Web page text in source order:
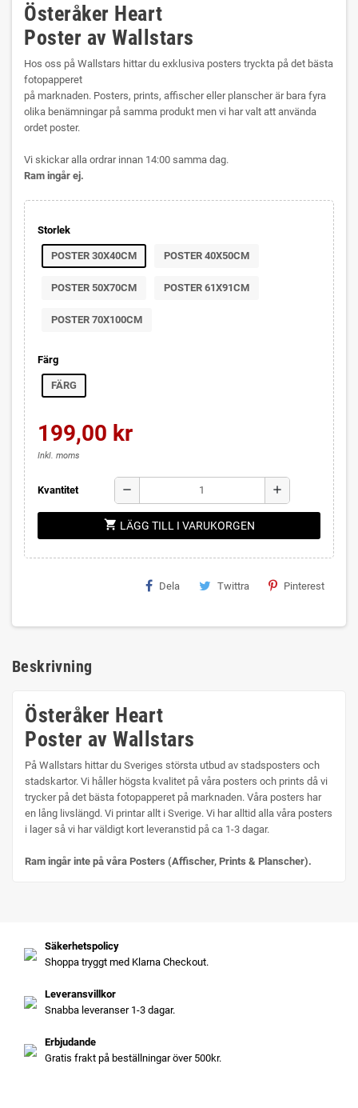
Österåker Heart
Poster av Wallstars
Hos oss på Wallstars hittar du exklusiva posters tryckta på det bästa
fotopapperet
på marknaden. Posters, prints, affischer eller planscher är bara fyra
olika benämningar på samma produkt men vi har valt att använda
ordet poster.
Vi skickar alla ordrar innan 14:00 samma dag.
Ram ingår ej.
Storlek
POSTER 30X40CM POSTER 40X50CM
POSTER 50X70CM POSTER 61X91CM
POSTER 70X100CM
Färg
FÄRG
199,00 kr
Inkl. moms
Kvantitet remove add
shopping_cart LÄGG TILL I VARUKORGEN
Dela Twittra Pinterest
Beskrivning
Österåker Heart
Poster av Wallstars
På Wallstars hittar du Sveriges största utbud av stadsposters och
stadskartor. Vi håller högsta kvalitet på våra posters och prints då vi
trycker på det bästa fotopapperet på marknaden. Våra posters har
en lång livslängd. Vi printar allt i Sverige. Vi har alltid alla våra posters
i lager så vi har väldigt kort leveranstid på ca 1-3 dagar.
Ram ingår inte på våra Posters (Affischer, Prints & Planscher).
Säkerhetspolicy
Shoppa tryggt med Klarna Checkout.
Leveransvillkor
Snabba leveranser 1-3 dagar.
Erbjudande
Gratis frakt på beställningar över 500kr.